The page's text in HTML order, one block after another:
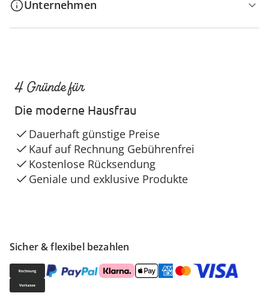
Unternehmen
Sicher & flexibel bezahlen
4 Gründe für
Die moderne Hausfrau
Dauerhaft günstige Preise
Kauf auf Rechnung Gebührenfrei
Kostenlose Rücksendung
Geniale und exklusive Produkte